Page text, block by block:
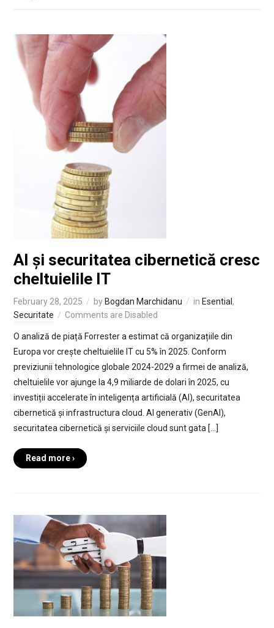
AI și securitatea cibernetică cresc
cheltuielile IT
February 28, 2025 by Bogdan Marchidanu in Esential ,
Securitate
Comments are Disabled
O analiză de piață Forrester a estimat că organizațiile din
Europa vor crește cheltuielile IT cu 5% în 2025. Conform
previziunii tehnologice globale 2024-2029 a firmei de analiză,
cheltuielile vor ajunge la 4,9 miliarde de dolari în 2025, cu
investiții accelerate în inteligența artificială (AI), securitatea
cibernetică și infrastructura cloud. AI generativ (GenAI),
securitatea cibernetică și serviciile cloud sunt gata […]
Read more ›